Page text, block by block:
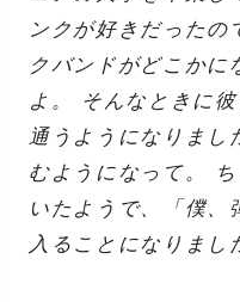
ンクが好きだったの
クバンドがどこかに
よ。 そんなときに
通うようになりまし
むようになって。
いたようで、「僕、
入ることになりまし